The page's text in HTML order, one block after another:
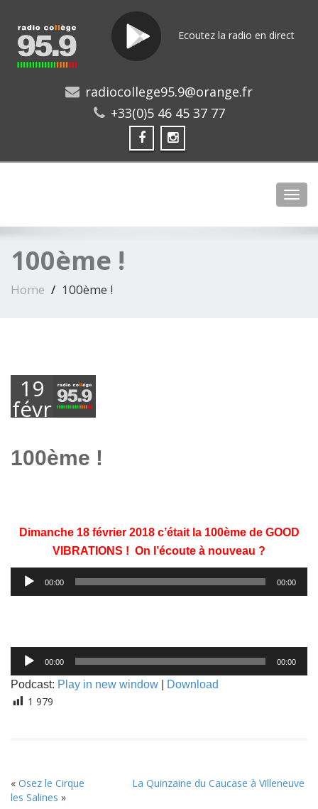
Ecoutez la radio en direct
radiocollege95.9@orange.fr
+33(0)5 46 45 37 77
100ème !
Home 100ème !
19
février
100ème !
Dimanche 18 février 2018 c’était la 100ème de GOOD
VIBRATIONS ! On l’écoute à nouveau ?
Lecteur
audio
00:00 00:00
Lecteur
audio
00:00 00:00
Podcast: Play in new window Download
1 979
« Osez le Cirque
La Quinzaine du Caucase à Villeneuve
les Salines »